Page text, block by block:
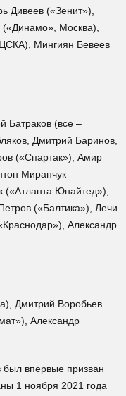
Дивеев («Зенит»),
Москва),
Мингиян Бевеев
Батраков (все –
Дмитрий Баринов,
(«Спартак»), Амир
Миранчук
Юнайтед»),
(«Балтика»), Лечи
Александр
Дмитрий Воробьев
Александр
впервые призван
1 ноября 2021 года